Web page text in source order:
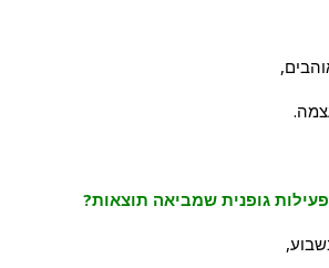
גופנית שמביאה תוצאות?